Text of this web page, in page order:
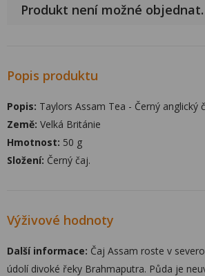
Produkt není možné objednat.
Popis produktu
Popis: Taylors Assam Tea - Černý anglický
Země: Velká Británie
Hmotnost: 50 g
Složení: Černý čaj.
Výživové hodnoty
Další informace: Čaj Assam roste v
údolí divoké řeky Brahmaputra. Půda je